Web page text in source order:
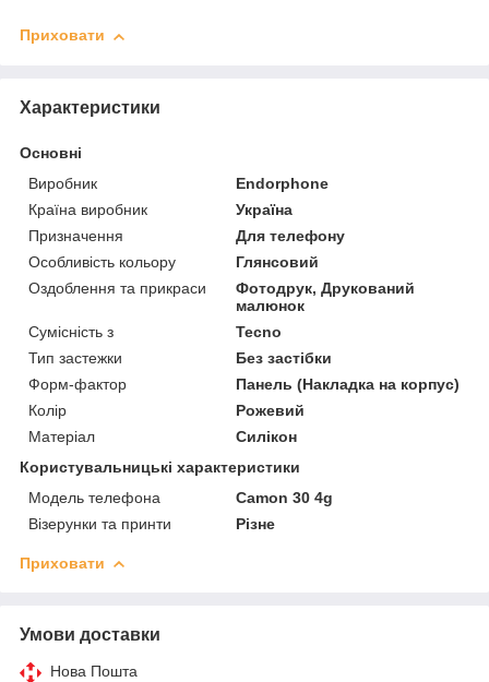
Приховати
Характеристики
Основні
Виробник
Endorphone
Країна виробник
Україна
Призначення
Для телефону
Особливість кольору
Глянсовий
Оздоблення та прикраси
Фотодрук, Друкований
малюнок
Сумісність з
Tecno
Тип застежки
Без застібки
Форм-фактор
Панель (Накладка на корпус)
Колір
Рожевий
Матеріал
Силікон
Користувальницькі характеристики
Модель телефона
Camon 30 4g
Візерунки та принти
Різне
Приховати
Умови доставки
Нова Пошта